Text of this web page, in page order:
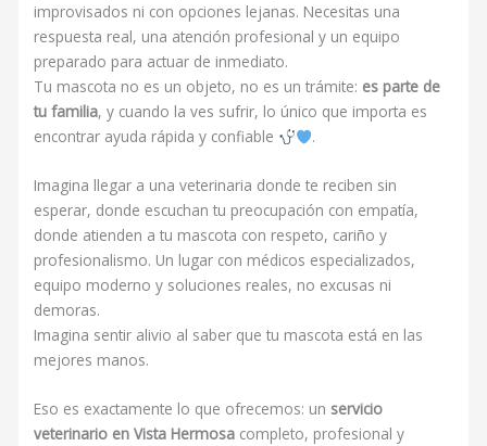
improvisados ni con opciones lejanas. Necesitas una
respuesta real, una atención profesional y un equipo
preparado para actuar de inmediato.
Tu mascota no es un objeto, no es un trámite: es parte de
tu familia, y cuando la ves sufrir, lo único que importa es
encontrar ayuda rápida y confiable
.
Imagina llegar a una veterinaria donde te reciben sin
esperar, donde escuchan tu preocupación con empatía,
donde atienden a tu mascota con respeto, cariño y
profesionalismo. Un lugar con médicos especializados,
equipo moderno y soluciones reales, no excusas ni
demoras.
Imagina sentir alivio al saber que tu mascota está en las
mejores manos.
Eso es exactamente lo que ofrecemos: un servicio
veterinario en Vista Hermosa completo, profesional y